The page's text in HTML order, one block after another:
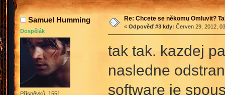
Samuel Humming
Dospělák
Příspěvků: 1551
Re: Chcete se někomu Omluvit?
« Odpověď #3 kdy: Červen 29, 2012,
tak tak. kazdej
nasledne
software je